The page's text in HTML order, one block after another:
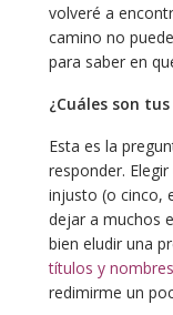
volveré a
camino no
para saber en
¿Cuáles son
Esta es la
responder.
injusto (o cinco,
dejar a muchos
bien eludir una
títulos y nombres
redimirme un